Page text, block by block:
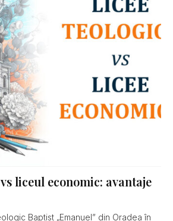
liceul economic: avantaje
Baptist „Emanuel” din Oradea în